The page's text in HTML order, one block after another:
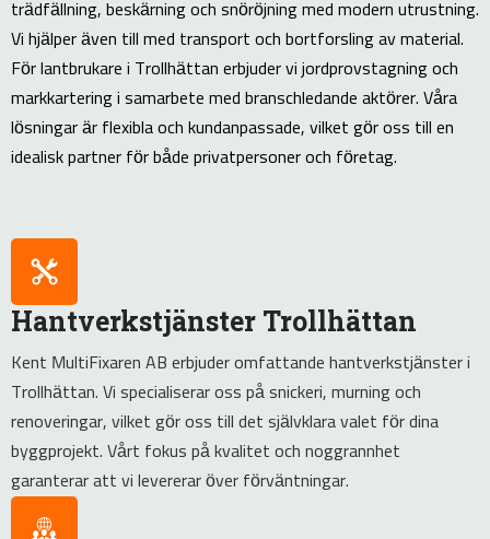
trädfällning, beskärning och snöröjning med modern utrustning.
Vi hjälper även till med transport och bortforsling av material.
För lantbrukare i Trollhättan erbjuder vi jordprovstagning och
markkartering i samarbete med branschledande aktörer. Våra
lösningar är flexibla och kundanpassade, vilket gör oss till en
idealisk partner för både privatpersoner och företag.
Hantverkstjänster Trollhättan
Kent MultiFixaren AB erbjuder omfattande hantverkstjänster i
Trollhättan. Vi specialiserar oss på snickeri, murning och
renoveringar, vilket gör oss till det självklara valet för dina
byggprojekt. Vårt fokus på kvalitet och noggrannhet
garanterar att vi levererar över förväntningar.